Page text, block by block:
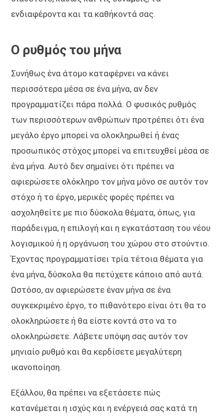
ενδιαφέροντα και τα καθήκοντά σας.
Ο ρυθμός του μήνα
Συνήθως ένα άτομο καταφέρνει να κάνει
περισσότερα μέσα σε ένα μήνα, αν δεν
προγραμματίζει πάρα πολλά. Ο φυσικός ρυθμός
των περισσότερων ανθρώπων προτρέπει ότι ένα
μεγάλο έργο μπορεί να ολοκληρωθεί ή ένας
προσωπικός στόχος μπορεί να επιτευχθεί μέσα σε
ένα μήνα. Αυτό δεν σημαίνει ότι πρέπει να
αφιερώσετε ολόκληρο τον μήνα μόνο σε αυτόν τον
στόχο ή το έργο, μερικές φορές πρέπει να
ασχοληθείτε με πιο δύσκολα θέματα, όπως, για
παράδειγμα, η επιλογή και η εγκατάσταση του νέου
λογισμικού ή η οργάνωση του χώρου στο στούντιο.
Έχοντας προγραμματίσει τρία τέτοια θέματα για
ένα μήνα, δύσκολα θα πετύχετε κάποιο από αυτά.
Ωστόσο, αν αφιερώσετε έναν μήνα σε ένα
συγκεκριμένο έργο, το πιθανότερο είναι ότι θα το
ολοκληρώσετε ή θα είστε κοντά στο να το
ολοκληρώσετε. Λάβετε υπόψη σας αυτόν τον
μηνιαίο ρυθμό και θα κερδίσετε μεγαλύτερη
ικανοποίηση.
Εξάλλου, θα πρέπει να εξετάσετε πώς
κατανέμεται η ισχύς και η ενέργειά σας κατά τη